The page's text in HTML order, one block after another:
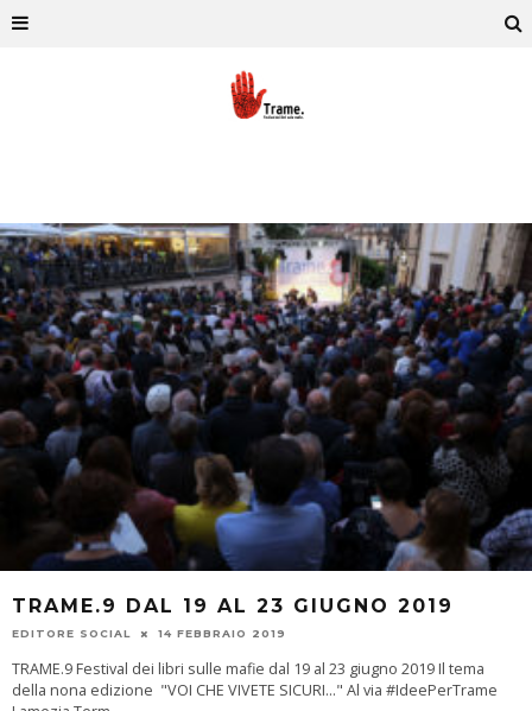
TRAME.9 DAL 19 AL 23 GIUGNO 2019
EDITORE SOCIAL 14 FEBBRAIO 2019
TRAME.9 Festival dei libri sulle mafie dal 19 al 23 giugno 2019 Il tema
della nona edizione "VOI CHE VIVETE SICURI..." Al via #IdeePerTrame